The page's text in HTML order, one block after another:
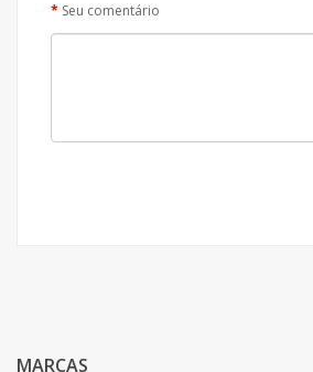
Seu comentário
MARCAS